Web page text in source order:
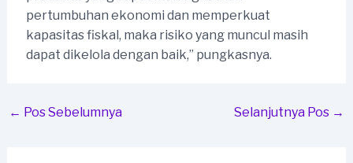
pertumbuhan ekonomi dan memperkuat
kapasitas fiskal, maka risiko yang muncul masih
dapat dikelola dengan baik,” pungkasnya.
Post
← Pos Sebelumnya Selanjutnya Pos →